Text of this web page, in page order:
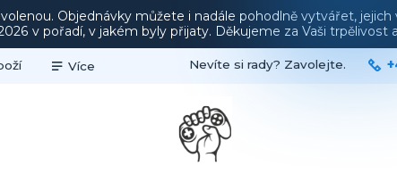
Objednávky můžete i nadále pohodlně vytvářet,
v pořadí, v jakém byly přijaty. Děkujeme za Vaši
Více Nevíte si rady? Zavolejte.